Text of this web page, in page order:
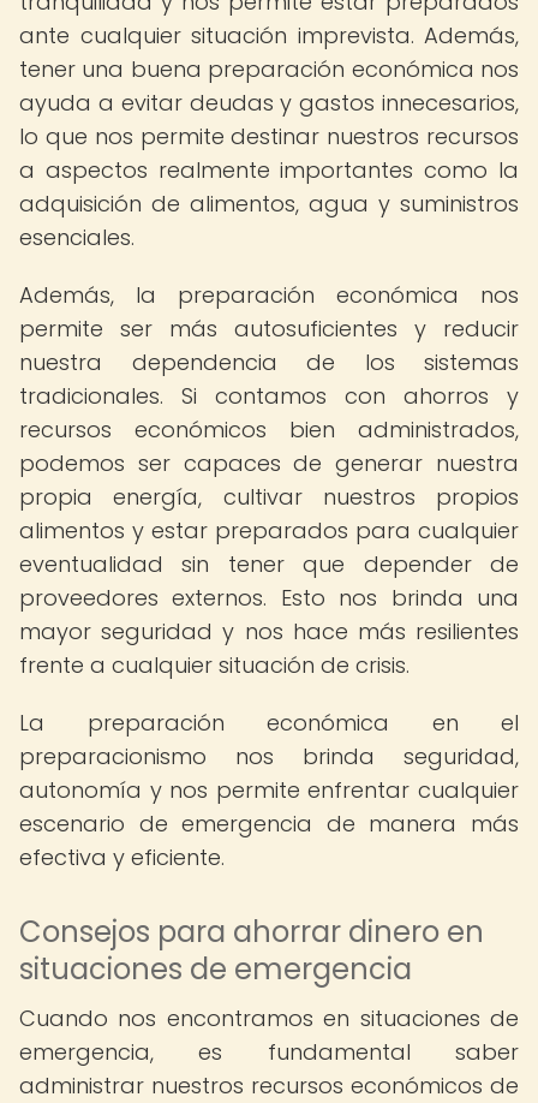
ante cualquier situación imprevista. Además,
tener una buena preparación económica nos
ayuda a evitar deudas y gastos innecesarios,
lo que nos permite destinar nuestros recursos
a aspectos realmente importantes como la
adquisición de alimentos, agua y suministros
esenciales.
Además, la preparación económica nos
permite ser más autosuficientes y reducir
nuestra dependencia de los sistemas
tradicionales. Si contamos con ahorros y
recursos económicos bien administrados,
podemos ser capaces de generar nuestra
propia energía, cultivar nuestros propios
alimentos y estar preparados para cualquier
eventualidad sin tener que depender de
proveedores externos. Esto nos brinda una
mayor seguridad y nos hace más resilientes
frente a cualquier situación de crisis.
La preparación económica en el
preparacionismo nos brinda seguridad,
autonomía y nos permite enfrentar cualquier
escenario de emergencia de manera más
efectiva y eficiente.
Consejos para ahorrar dinero en
situaciones de emergencia
Cuando nos encontramos en situaciones de
emergencia, es fundamental saber
administrar nuestros recursos económicos de